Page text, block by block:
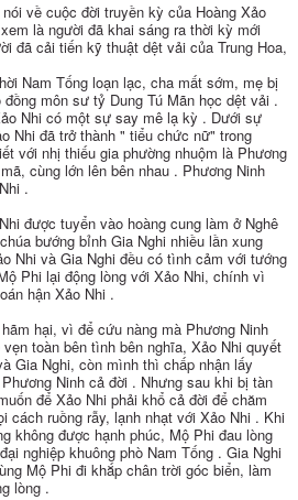
nói về cuộc đời truyền kỳ của Hoàng Xảo
là người đã khai sáng ra thời kỳ mới
đã cải tiến kỹ thuật dệt vải của Trung Hoa,
Nam Tống loạn lạc, cha mất sớm, mẹ bị
môn sư tỷ Dung Tú Mãn học dệt vải .
Nhi có một sự say mê lạ kỳ . Dưới sự
Nhi đã trở thành " tiểu chức nữ" trong
với nhị thiếu gia phường nhuộm là Phương
cùng lớn lên bên nhau . Phương Ninh
.
được tuyển vào hoàng cung làm ở Nghê
bướng bỉnh Gia Nghi nhiều lần xung
Nhi và Gia Nghi đều có tình cảm với tướng
Phi lại động lòng với Xảo Nhi, chính vì
hận Xảo Nhi .
hại, vì để cứu nàng mà Phương Ninh
toàn bên tình bên nghĩa, Xảo Nhi quyết
Gia Nghi, còn mình thì chấp nhận lấy
Ninh cả đời . Nhưng sau khi bị tàn
để Xảo Nhi phải khổ cả đời để chăm
cách ruồng rẫy, lạnh nhạt với Xảo Nhi . Khi
không được hạnh phúc, Mộ Phi đau lòng
nghiệp khuông phò Nam Tống . Gia Nghi
Mộ Phi đi khắp chân trời góc biển, làm
lòng .